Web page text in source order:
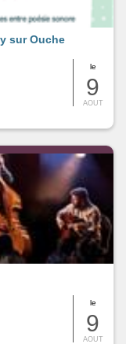
le
9
AOUT
sur Ouche
le
9
AOUT